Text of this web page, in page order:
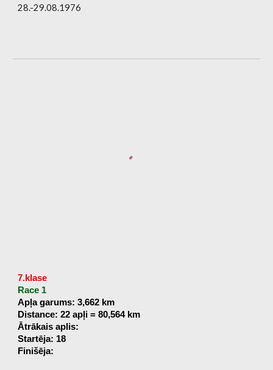
28.-29.08.1976
7.klase
Race 1
Apļa garums: 3,662 km
Distance: 22 apļi = 80,564 km
Ātrākais aplis:
Startēja: 18
Finišēja: